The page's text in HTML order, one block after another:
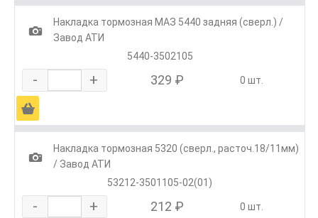
1
Накладка тормозная МАЗ 5440 задняя (сверл.) /
Завод АТИ
5440-3502105
- + 329 ₽ 0 шт.
Ä
1
Накладка тормозная 5320 (сверл., расточ.18/11мм)
/ Завод АТИ
53212-3501105-02(01)
- + 212 ₽ 0 шт.